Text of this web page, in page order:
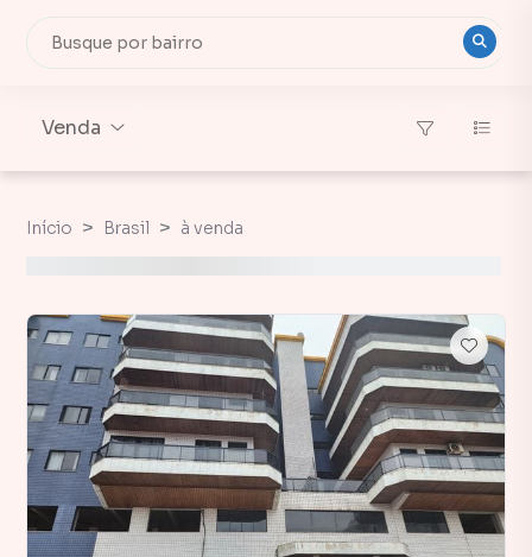
Venda
Início Brasil à venda